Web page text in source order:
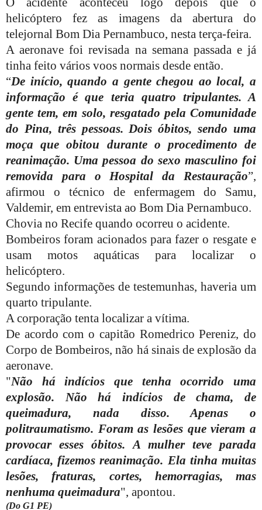
helicóptero fez as imagens da abertura do
telejornal Bom Dia Pernambuco, nesta terça-feira.
A aeronave foi revisada na semana passada e já
tinha feito vários voos normais desde então.
“De início, quando a gente chegou ao local, a
informação é que teria quatro tripulantes. A
gente tem, em solo, resgatado pela Comunidade
do Pina, três pessoas. Dois óbitos, sendo uma
moça que obitou durante o procedimento de
reanimação. Uma pessoa do sexo masculino foi
removida para o Hospital da Restauração”,
afirmou o técnico de enfermagem do Samu,
Valdemir, em entrevista ao Bom Dia Pernambuco.
Chovia no Recife quando ocorreu o acidente.
Bombeiros foram acionados para fazer o resgate e
usam motos aquáticas para localizar o
helicóptero.
Segundo informações de testemunhas, haveria um
quarto tripulante.
A corporação tenta localizar a vítima.
De acordo com o capitão Romedrico Pereniz, do
Corpo de Bombeiros, não há sinais de explosão da
aeronave.
"Não há indícios que tenha ocorrido uma
explosão. Não há indícios de chama, de
queimadura, nada disso. Apenas o
politraumatismo. Foram as lesões que vieram a
provocar esses óbitos. A mulher teve parada
cardíaca, fizemos reanimação. Ela tinha muitas
lesões, fraturas, cortes, hemorragias, mas
nenhuma queimadura", apontou.
(Do G1 PE)